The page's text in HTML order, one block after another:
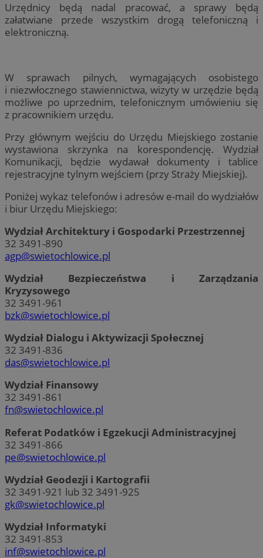
Urzędnicy będą nadal pracować, a sprawy będą
załatwiane przede wszystkim drogą telefoniczną i
elektroniczną.
W sprawach pilnych, wymagających osobistego
i niezwłocznego stawiennictwa, wizyty w urzędzie będą
możliwe po uprzednim, telefonicznym umówieniu się
z pracownikiem urzędu.
Przy głównym wejściu do Urzędu Miejskiego zostanie
wystawiona skrzynka na korespondencję. Wydział
Komunikacji, będzie wydawał dokumenty i tablice
rejestracyjne tylnym wejściem (przy Straży Miejskiej).
Poniżej wykaz telefonów i adresów e-mail do wydziałów
i biur Urzędu Miejskiego:
Wydział Architektury i Gospodarki Przestrzennej
32 3491-890
agp@swietochlowice.pl
Wydział Bezpieczeństwa i Zarządzania
Kryzysowego
32 3491-961
bzk@swietochlowice.pl
Wydział Dialogu i Aktywizacji Społecznej
32 3491-836
das@swietochlowice.pl
Wydział Finansowy
32 3491-861
fn@swietochlowice.pl
Referat Podatków i Egzekucji Administracyjnej
32 3491-866
pe@swietochlowice.pl
Wydział Geodezji i Kartografii
32 3491-921 lub 32 3491-925
gk@swietochlowice.pl
Wydział Informatyki
32 3491-853
inf@swietochlowice.pl